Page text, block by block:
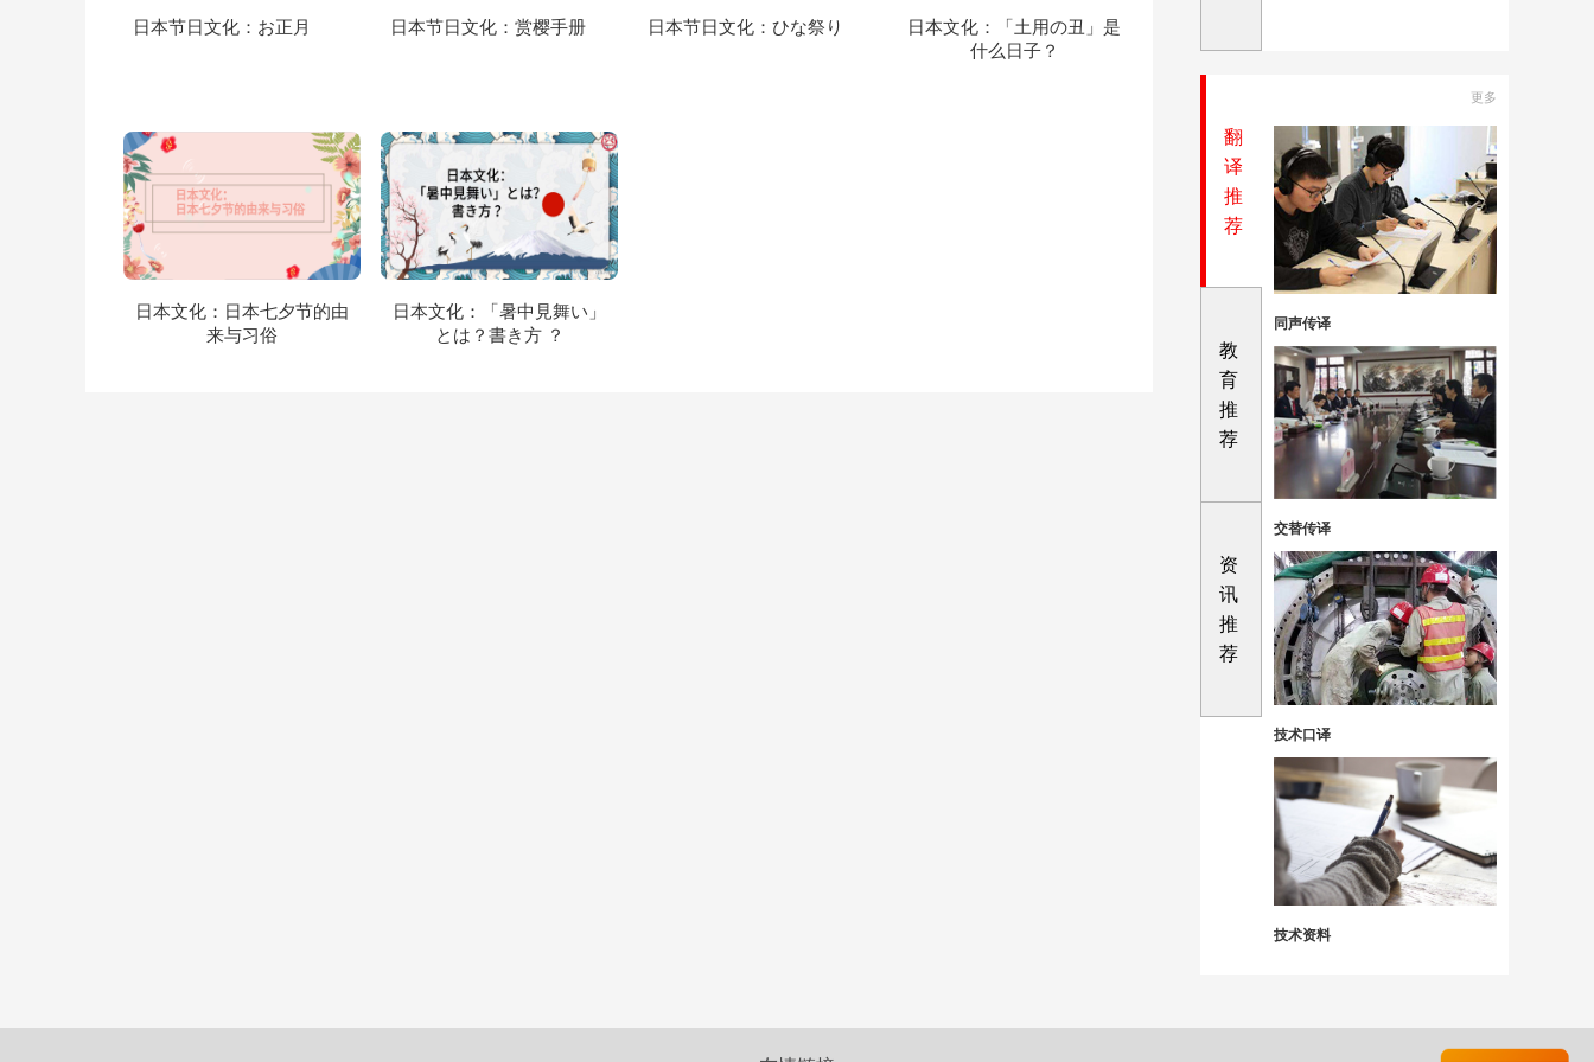
日本节日文化：お正月 日本节日文化：赏樱手册 日本节日文化：ひな祭り
日本文化：「土用の丑」是
什么日子？
日本文化：日本七夕节的由
来与习俗
日本文化：「暑中見舞い」
とは？書き方 ？
翻
译
推
荐
教
育
推
荐
资
讯
推
荐
更多
同声传译
交替传译
技术口译
技术资料